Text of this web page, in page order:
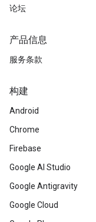
论坛
产品信息
服务条款
构建
Android
Chrome
Firebase
Google AI Studio
Google Antigravity
Google Cloud